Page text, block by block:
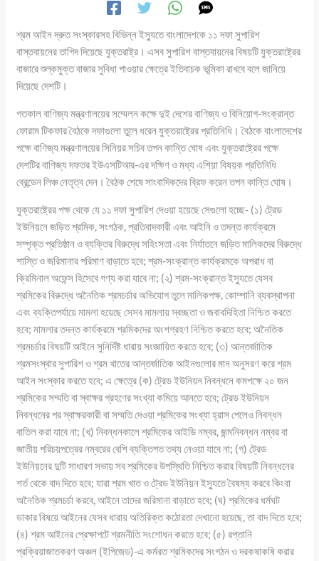
শ্রম আইন দ্রুত সংস্কারসহ বিভিন্ন ইস্যুতে বাংলাদেশকে ১১ দফা সুপারিশ
বাস্তবায়নের তাগিদ দিয়েছে যুক্তরাষ্ট্র। এসব সুপারিশ বাস্তবায়নের বিষয়টি যুক্তরাষ্ট্রের
বাজারে শুল্কমুক্ত বাজার সুবিধা পাওয়ার ক্ষেত্রে ইতিবাচক ভূমিকা রাখবে বলে জানিয়ে
দিয়েছে দেশটি।
গতকাল বাণিজ্য মন্ত্রণালয়ের সম্মেলন কক্ষে দুই দেশের বাণিজ্য ও বিনিয়োগ-সংক্রান্ত
ফোরাম টিকফার বৈঠকে দফাগুলো তুলে ধরেন যুক্তরাষ্ট্রের প্রতিনিধি। বৈঠকে বাংলাদেশের
পক্ষে বাণিজ্য মন্ত্রণালয়ের সিনিয়র সচিব তপন কান্তি ঘোষ এবং যুক্তরাষ্ট্রের পক্ষে
দেশটির বাণিজ্য দফতর ইউএসটিআর-এর দক্ষিণ ও মধ্য এশিয়া বিষয়ক প্রতিনিধি
ব্রেন্ডেন লিঞ্চ নেতৃত্ব দেন। বৈঠক শেষে সাংবাদিকদের ব্রিফ করেন তপন কান্তি ঘোষ।
যুক্তরাষ্ট্রের পক্ষ থেকে যে ১১ দফা সুপারিশ দেওয়া হয়েছে সেগুলো হচ্ছে- (১) ট্রেড
ইউনিয়নে জড়িত শ্রমিক, সংগঠক, প্রতিবাদকারী এবং আইনি ও তদন্ত কার্যক্রমে
সম্পৃক্ত প্রতিষ্ঠান ও ব্যক্তির বিরুদ্ধে সহিংসতা এবং নির্যাতনে জড়িত মালিকদের বিরুদ্ধে
শাস্তি ও জরিমানার পরিমাণ বাড়াতে হবে; শ্রম-সংক্রান্ত কার্যক্রমকে অপরাধ বা
ক্রিমিনাল অফেন্স হিসেবে গণ্য করা যাবে না; (২) শ্রম-সংক্রান্ত ইস্যুতে যেসব
শ্রমিকের বিরুদ্ধে অনৈতিক শ্রমচর্চার অভিযোগ তুলে মালিকপক্ষ, কোম্পানি ব্যবস্থাপনা
এবং ব্যক্তিপর্যায়ে মামলা হয়েছে সেসব মামলায় স্বচ্ছতা ও জবাবদিহিতা নিশ্চিত করতে
হবে; মামলার তদন্ত কার্যক্রমে শ্রমিকদের অংশগ্রহণ নিশ্চিত করতে হবে; অনৈতিক
শ্রমচর্চার বিষয়টি আইনে সুনির্দিষ্ট ধারায় সংজ্ঞায়িত করতে হবে; (৩) আন্তর্জাতিক
শ্রমসংস্থার সুপারিশ ও শ্রম খাতের আন্তর্জাতিক আইনগুলোর মান অনুসরণ করে শ্রম
আইন সংস্কার করতে হবে; এ ক্ষেত্রে (ক) ট্রেড ইউনিয়ন নিবন্ধনে কমপক্ষে ২০ জন
শ্রমিকের সম্মতি বা স্বাক্ষর গ্রহণের সংখ্যা কমিয়ে আনতে হবে; ট্রেড ইউনিয়ন
নিবন্ধনের পর স্বাক্ষরকারী বা সম্মতি দেওয়া শ্রমিকের সংখ্যা হ্রাস পেলেও নিবন্ধন
বাতিল করা যাবে না; (খ) নিবন্ধনকালে শ্রমিকের আইডি নম্বর, জন্মনিবন্ধন নম্বর বা
জাতীয় পরিচয়পত্রের নম্বরের বেশি ব্যক্তিগত তথ্য নেওয়া যাবে না; (গ) ট্রেড
ইউনিয়নের দুটি সাধারণ সভায় সব শ্রমিকের উপস্থিতি নিশ্চিত করার বিষয়টি নিবন্ধনের
শর্ত থেকে বাদ দিতে হবে; যারা শ্রম খাত ও ট্রেড ইউনিয়ন ইস্যুতে বৈষম্য করবে কিংবা
অনৈতিক শ্রমচর্চা করবে, আইনে তাদের জরিমানা বাড়াতে হবে; (ঘ) শ্রমিকের ধর্মঘট
ডাকার বিষয়ে আইনের যেসব ধারায় অতিরিক্ত কঠোরতা দেখানো হয়েছে, তা বাদ দিতে হবে;
(৪) শ্রম আইনের প্রেক্ষাপটে শ্রমনীতি সংশোধন করতে হবে; (৫) রপ্তানি
প্রক্রিয়াজাতকরণ অঞ্চল (ইপিজেড)-এ কর্মরত শ্রমিকদের সংগঠন ও দরকষাকষি করার